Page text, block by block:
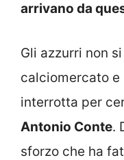
arrivano da
Gli azzurri non
calciomercato e
interrotta per
Antonio Conte.
sforzo che ha